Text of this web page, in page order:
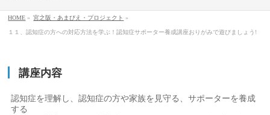
HOME » 宮之阪・あまびえ・プロジェクト »
１１、認知症の方への対応方法を学ぶ！認知症サポーター養成講座おりがみで遊びましょう!
講座内容
認知症を理解し、認知症の方や家族を見守る、サポーターを養成
する